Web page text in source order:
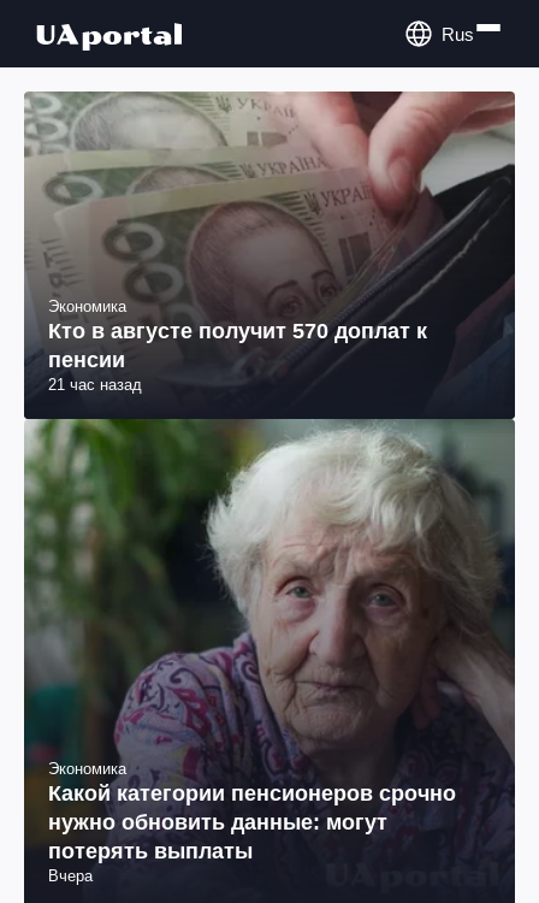
Rus
Экономика
Кто в августе получит 570 доплат к
пенсии
21 час назад
Экономика
Какой категории пенсионеров срочно
нужно обновить данные: могут
потерять выплаты
Вчера